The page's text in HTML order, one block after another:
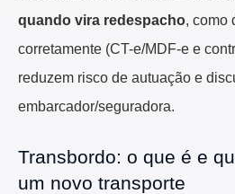
quando vira redespacho, como
corretamente (CT-e/MDF-e e
reduzem risco de autuação e
embarcador/seguradora.
Transbordo: o que é e
um novo transporte